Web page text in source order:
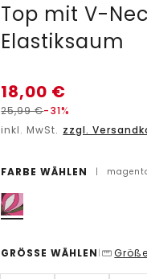
Top mit V-
Elastiksaum
18,00 €
25,99€-31%
inkl. MwSt. zzgl.
FARBE WÄHLEN |
GRÖSSE WÄHLEN |